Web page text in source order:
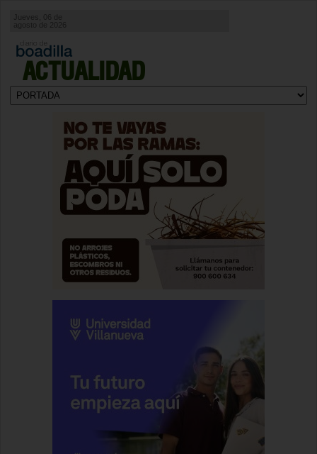
ACTUALIDAD
agosto de 2026